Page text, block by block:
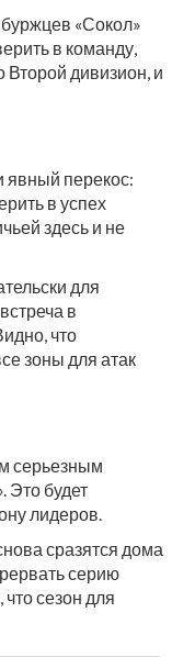
«Сокол»
в команду,
Второй дивизион, и
явный перекос:
в успех
здесь и не
для
в
что
зоны для атак
серьезным
. Это будет
лидеров.
сразятся дома
серию
сезон для